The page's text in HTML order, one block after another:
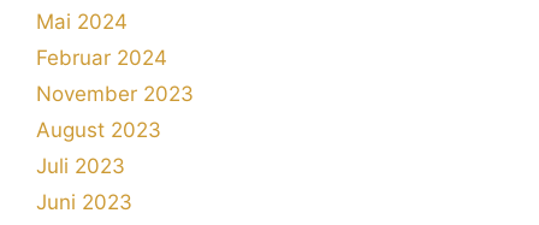
Mai 2024
Februar 2024
November 2023
August 2023
Juli 2023
Juni 2023